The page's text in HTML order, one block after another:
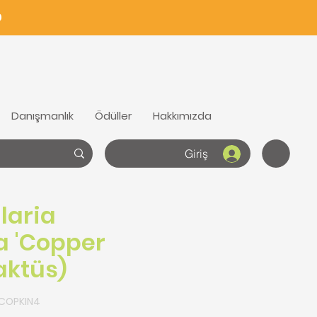
Danışmanlık Ödüller Hakkımızda
Giriş
'Copper